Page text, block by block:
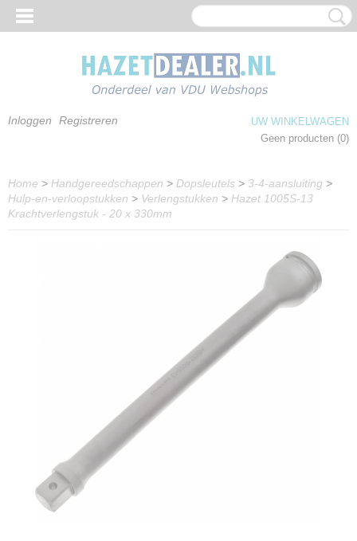
Inloggen Registreren
UW WINKELWAGEN
Geen producten (0)
Home > Handgereedschappen > Dopsleutels > 3-4-aansluiting >
Hulp-en-verloopstukken > Verlengstukken > Hazet 1005S-13
Krachtverlengstuk - 20 x 330mm